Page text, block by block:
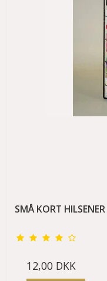
SMÅ KORT HILSENER
12,00 DKK